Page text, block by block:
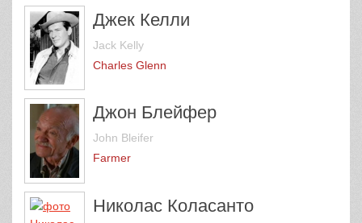
Джек Келли
Jack Kelly
Charles Glenn
Джон Блейфер
John Bleifer
Farmer
Николас Коласанто